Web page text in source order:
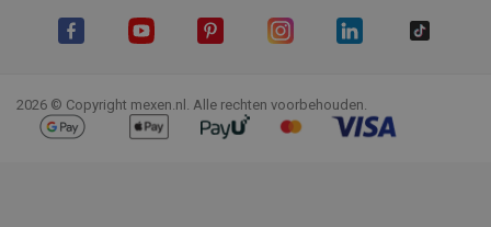
2026 © Copyright mexen.nl. Alle rechten voorbehouden.